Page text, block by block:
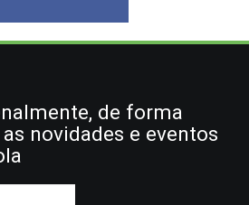
de forma
novidades e eventos